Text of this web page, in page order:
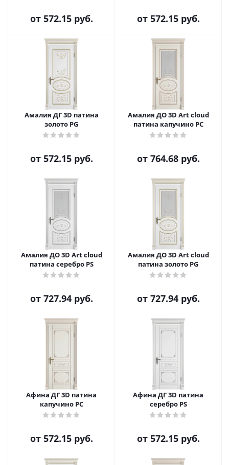
от 572.15 руб. от 572.15 руб.
Амалия ДГ 3D патина
золото PG
от 572.15 руб.
Амалия ДО 3D Art cloud
патина капучино PC
от 764.68 руб.
Амалия ДО 3D Art cloud
патина серебро PS
от 727.94 руб.
Амалия ДО 3D Art cloud
патина золото PG
от 727.94 руб.
Афина ДГ 3D патина
капучино PC
от 572.15 руб.
Афина ДГ 3D патина
серебро PS
от 572.15 руб.